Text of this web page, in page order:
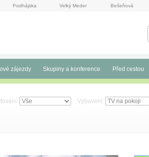
Podhájska Velký Meder Bešeňová
zájezdy Skupiny a konference Před cestou
Vybavení: